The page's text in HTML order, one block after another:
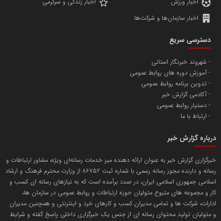
پایگاه اطلاع رسانی اعتلای نهادهای مردمی
پایگاه اطلاع رسانی دریا و نفت
تامین آهن اسفنجی تولیدکنندگان فولاد در کشور
تریبون
انتشار گسترده محتوا در رسانه گزارش خبر
مسعودصادقی
اخبار ورزش
اخبار زندگی و سرگرمی
اخبار سازمان‌ها و شرکت‌ها
دسترسی سریع
شهروند خبرنگار استانی
آموزش دوره های روابط عمومی
تدوین برنامه روابط عمومی
آکادمی گزارش خبر
دستیار روابط عمومی
ارتباط با ما
درباره گزارش خبر
خبرگزاری گزارش خبر به عنوان ارائه دهنده میز خدمات رسانه‌ای ویژه، مشاور ارتباطات و
رسانه و دارنده مجوز رسانه رسمی با شماره ثبت 86752 از وزارت محترم فرهنگ و ارشاد
اسلامی جمهوری اسلامی ایران، در صدد برآمده است که به نیازهای رسانه ای کسب و
کار و مجموعه های متبوع متولیان حوزه ارتباطات و روابط عمومی در سازمان ها،
ادارات، شرکت ها و تمامی مدیران کسب و کارهای خرد و اینترنتی و همچنین مدیران
و متولیان تولید محتوای رسانه ای از جنس یک خبرگزاری داخلی پاسخ گفته و شرایط